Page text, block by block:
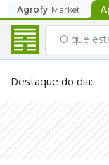
Agrofy Market
Destaque do dia: